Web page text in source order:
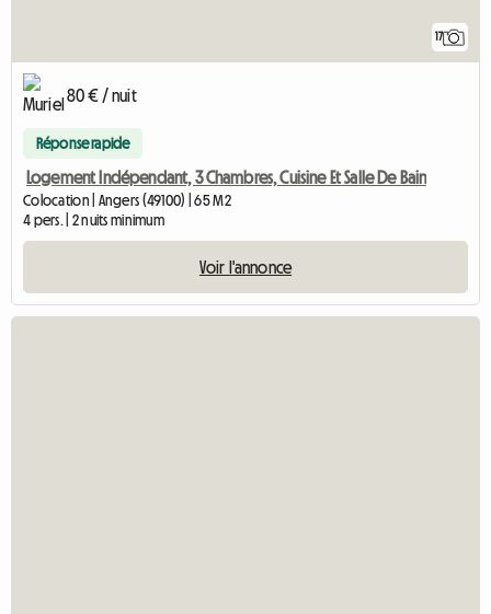
17
80 € / nuit
Réponse rapide
Logement Indépendant, 3 Chambres, Cuisine Et Salle De Bain
Colocation | Angers (49100) | 65 M2
4 pers. | 2 nuits minimum
Voir l'annonce